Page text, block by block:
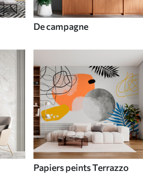
De campagne
Papiers peints Terrazzo